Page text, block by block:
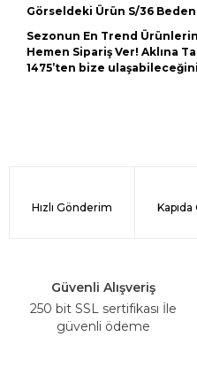
Görseldeki Ürün S/36
Sezonun En Trend
Hemen Sipariş Ver! Aklına
1475’ten bize
Hızlı Gönderim
Güvenli Alışveriş
250 bit SSL sertifikası İle
güvenli ödeme